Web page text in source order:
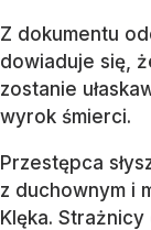
Z dokumentu
dowiaduje się,
zostanie
wyrok śmierci.
Przestępca
z duchownym i
Klęka.